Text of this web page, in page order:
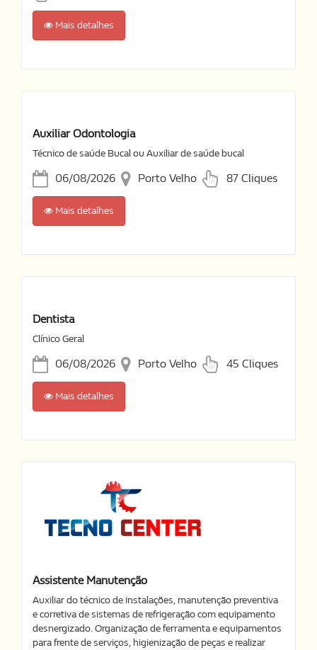
Mais detalhes
Auxiliar Odontologia
Técnico de saúde Bucal ou Auxiliar de saúde bucal
06/08/2026 Porto Velho 87 Cliques
Mais detalhes
Dentista
Clínico Geral
06/08/2026 Porto Velho 45 Cliques
Mais detalhes
Assistente Manutenção
Auxiliar do técnico de instalações, manutenção preventiva
e corretiva de sistemas de refrigeração com equipamento
desnergizado. Organização de ferramenta e equipamentos
para frente de serviços, higienização de peças e realizar